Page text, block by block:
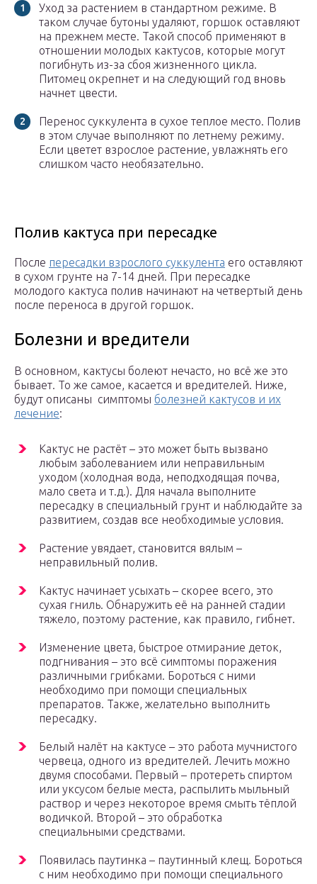
Уход за растением в стандартном режиме. В
таком случае бутоны удаляют, горшок оставляют
на прежнем месте. Такой способ применяют в
отношении молодых кактусов, которые могут
погибнуть из-за сбоя жизненного цикла.
Питомец окрепнет и на следующий год вновь
начнет цвести.
Перенос суккулента в сухое теплое место. Полив
в этом случае выполняют по летнему режиму.
Если цветет взрослое растение, увлажнять его
слишком часто необязательно.
Полив кактуса при пересадке
После пересадки взрослого суккулента его оставляют
в сухом грунте на 7-14 дней. При пересадке
молодого кактуса полив начинают на четвертый день
после переноса в другой горшок.
Болезни и вредители
В основном, кактусы болеют нечасто, но всё же это
бывает. То же самое, касается и вредителей. Ниже,
будут описаны симптомы болезней кактусов и их
лечение:
Кактус не растёт – это может быть вызвано
любым заболеванием или неправильным
уходом (холодная вода, неподходящая почва,
мало света и т.д.). Для начала выполните
пересадку в специальный грунт и наблюдайте за
развитием, создав все необходимые условия.
Растение увядает, становится вялым –
неправильный полив.
Кактус начинает усыхать – скорее всего, это
сухая гниль. Обнаружить её на ранней стадии
тяжело, поэтому растение, как правило, гибнет.
Изменение цвета, быстрое отмирание деток,
подгнивания – это всё симптомы поражения
различными грибками. Бороться с ними
необходимо при помощи специальных
препаратов. Также, желательно выполнить
пересадку.
Белый налёт на кактусе – это работа мучнистого
червеца, одного из вредителей. Лечить можно
двумя способами. Первый – протереть спиртом
или уксусом белые места, распылить мыльный
раствор и через некоторое время смыть тёплой
водичкой. Второй – это обработка
специальными средствами.
Появилась паутинка – паутинный клещ. Бороться
с ним необходимо при помощи специального